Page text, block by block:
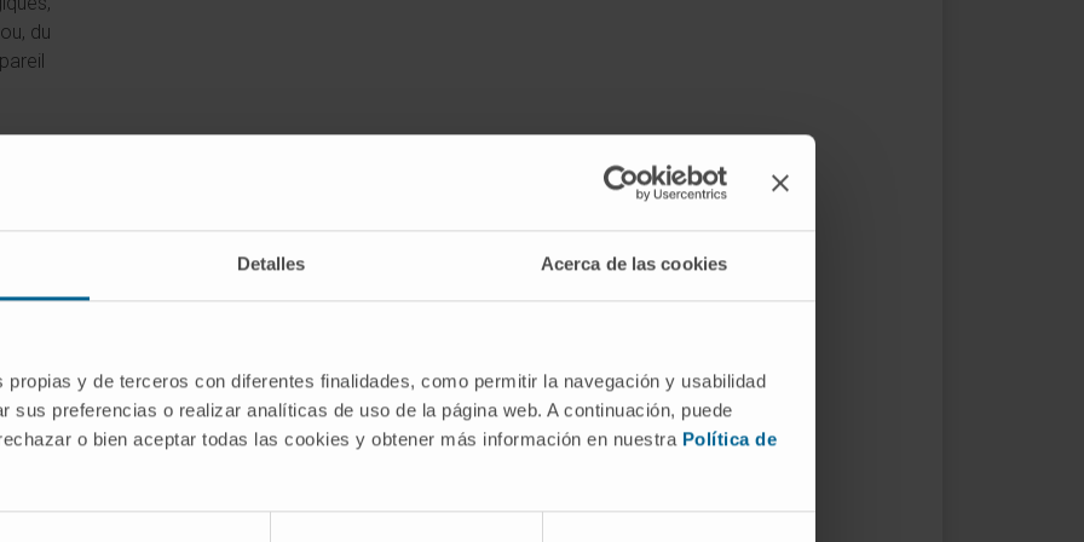
Detalles Acerca de las cookies
propias y de terceros con diferentes finalidades, como permitir la navegación y usabilidad
sus preferencias o realizar analíticas de uso de la página web. A continuación, puede
o bien aceptar todas las cookies y obtener más información en nuestra Política de
du